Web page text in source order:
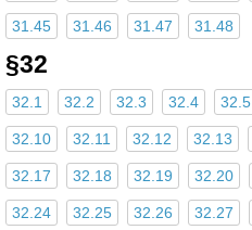
31.45 31.46 31.47 31.48
§32
32.1 32.2 32.3 32.4 32.5
32.10 32.11 32.12 32.13
32.17 32.18 32.19 32.20
32.24 32.25 32.26 32.27